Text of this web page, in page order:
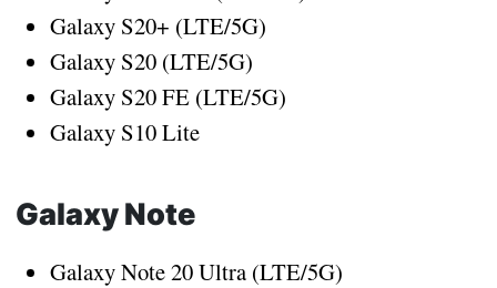
Galaxy S20+ (LTE/5G)
Galaxy S20 (LTE/5G)
Galaxy S20 FE (LTE/5G)
Galaxy S10 Lite
Galaxy Note
Galaxy Note 20 Ultra (LTE/5G)